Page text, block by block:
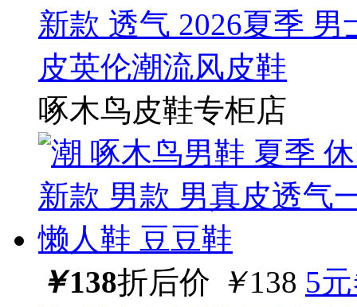
新款 透气 2026夏季
皮英伦潮流风皮鞋
啄木鸟皮鞋专柜店
￥138折后价 ￥138 5